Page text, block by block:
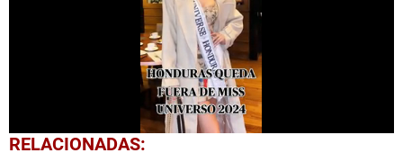
0
seconds
RELACIONADAS: